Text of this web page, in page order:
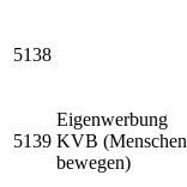
5138
5139
Eigenwerbung
KVB (Menschen
bewegen)